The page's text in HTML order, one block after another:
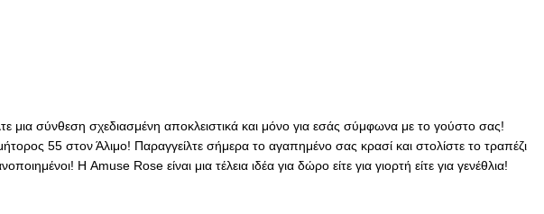
μια σύνθεση σχεδιασμένη αποκλειστικά και μόνο για εσάς σύμφωνα με το γούστο σας!
55 στον Άλιμο! Παραγγείλτε σήμερα το αγαπημένο σας κρασί και στολίστε το τραπέζι
Η Amuse Rose είναι μια τέλεια ιδέα για δώρο είτε για γιορτή είτε για γενέθλια!